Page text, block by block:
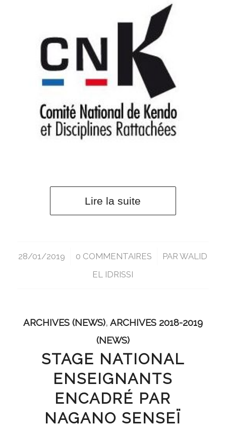
Lire la suite
28/01/2019
/ 0 COMMENTAIRES
/ PARWALID
EL IDRISSI
ARCHIVES (NEWS), ARCHIVES 2018-2019
(NEWS)
STAGE NATIONAL
ENSEIGNANTS
ENCADRÉ PAR
NAGANO SENSEÏ